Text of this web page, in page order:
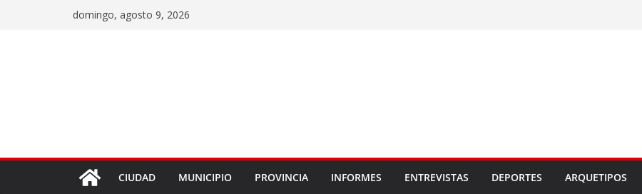
domingo, agosto 9, 2026
CIUDAD MUNICIPIO PROVINCIA INFORMES ENTREVISTAS DEPORTES ARQUETIPOS